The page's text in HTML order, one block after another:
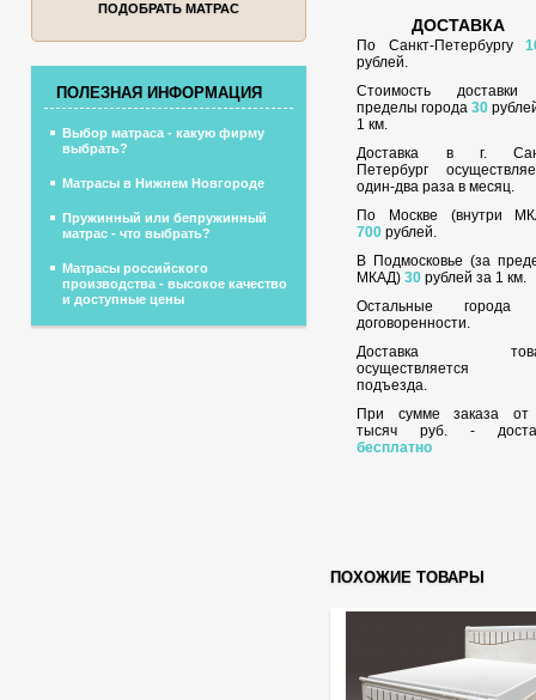
ДОСТАВКА
По Санкт-Петербургу
рублей.
Стоимость
пределы города30
1 км.
Доставка в г.
Петербург
один-два раза в месяц.
По Москве (внутри
700 рублей.
В Подмосковье (за
МКАД)30 рублей за 1 км.
Остальные города
договоренности.
Доставка
осуществляется
подъезда.
При сумме заказа
тысяч руб. -
бесплатно
ПОХОЖИЕ ТОВАРЫ
ПОДОБРАТЬ МАТРАС
ПОЛЕЗНАЯ ИНФОРМАЦИЯ
Выбор матраса - какую фирму
выбрать?
Матрасы в Нижнем Новгороде
Пружинный или бепружинный
матрас - что выбрать?
Матрасы российского
производства - высокое качество
и доступные цены